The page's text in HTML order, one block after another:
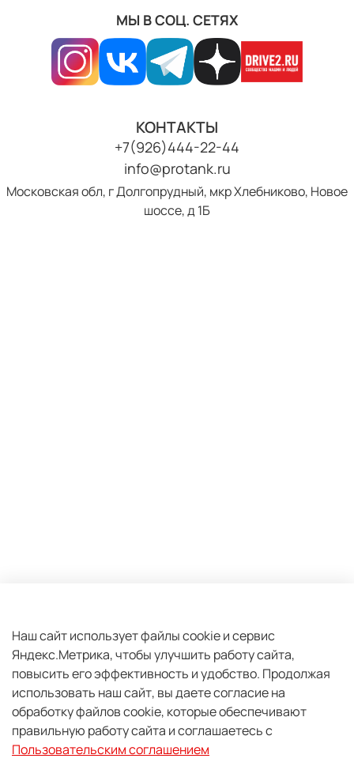
МЫ В СОЦ. СЕТЯХ
КОНТАКТЫ
+7(926)444-22-44
info@protank.ru
Московская обл, г Долгопрудный, мкр Хлебниково, Новое
шоссе, д 1Б
Пользовательское соглашение
Условия обмена и возврата
Плати частями
Обратная связь
2026 - Центр экспедиционной подготовки "PRO TANK"
Наш сайт использует файлы cookie и сервис
Яндекс.Метрика, чтобы улучшить работу сайта,
повысить его эффективность и удобство. Продолжая
использовать наш сайт, вы даете согласие на
обработку файлов cookie, которые обеспечивают
правильную работу сайта и соглашаетесь с
Пользовательским соглашением